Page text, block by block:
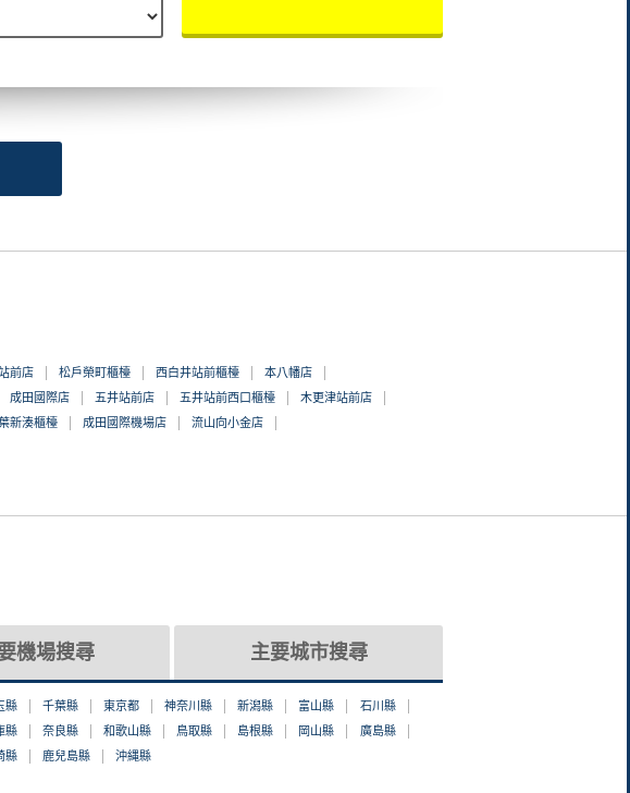
前店 松戶榮町櫃檯 西白井站前櫃檯
本八幡店
成田國際店 五井站前店 五井站前西口櫃檯
木更津站前店
新湊櫃檯 成田國際機場店
流山向小金店
機場搜尋 主要城市搜尋
縣 千葉縣 東京都 神奈川縣 新潟縣 富山縣
石川縣
縣 奈良縣 和歌山縣 鳥取縣 島根縣 岡山縣
廣島縣
縣 鹿兒島縣 沖縄縣